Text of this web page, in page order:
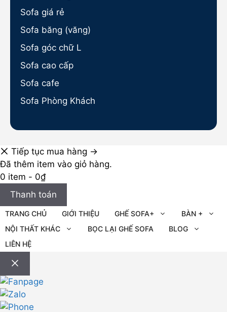
Sofa giá rẻ
Sofa băng (văng)
Sofa góc chữ L
Sofa cao cấp
Sofa cafe
Sofa Phòng Khách
Tiếp tục mua hàng →
Đã thêm item vào giỏ hàng.
0 item - 0₫
Thanh toán
TRANG CHỦ GIỚI THIỆU GHẾ SOFA+
BÀN +
NỘI THẤT KHÁC
BỌC LẠI GHẾ SOFA
BLOG
LIÊN HỆ
Đóng